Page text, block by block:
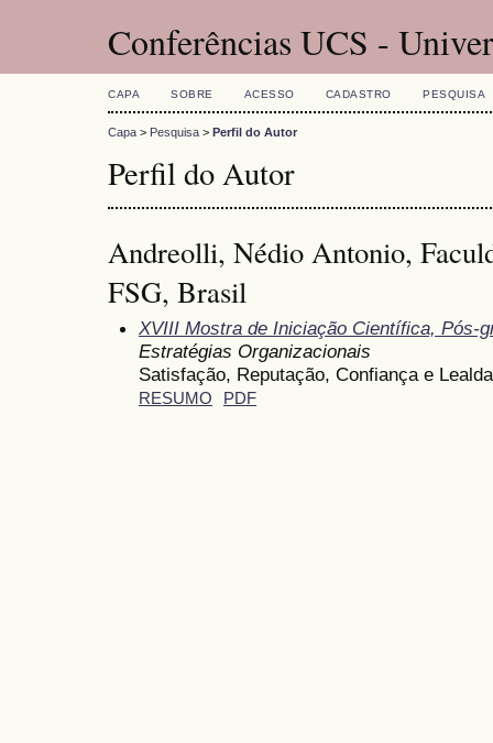
Conferências UCS -
CAPA SOBRE ACESSO CADASTRO PESQUISA
Capa > Pesquisa > Perfil do Autor
Perfil do Autor
Andreolli, Nédio Antonio,
FSG, Brasil
XVIII Mostra de Iniciação Científica, Pós-
Estratégias Organizacionais
Satisfação, Reputação, Confiança e
RESUMO PDF